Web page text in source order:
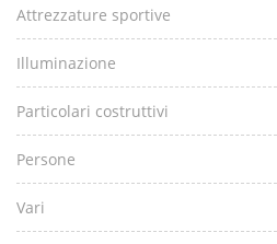
Attrezzature sportive
Illuminazione
Particolari costruttivi
Persone
Vari